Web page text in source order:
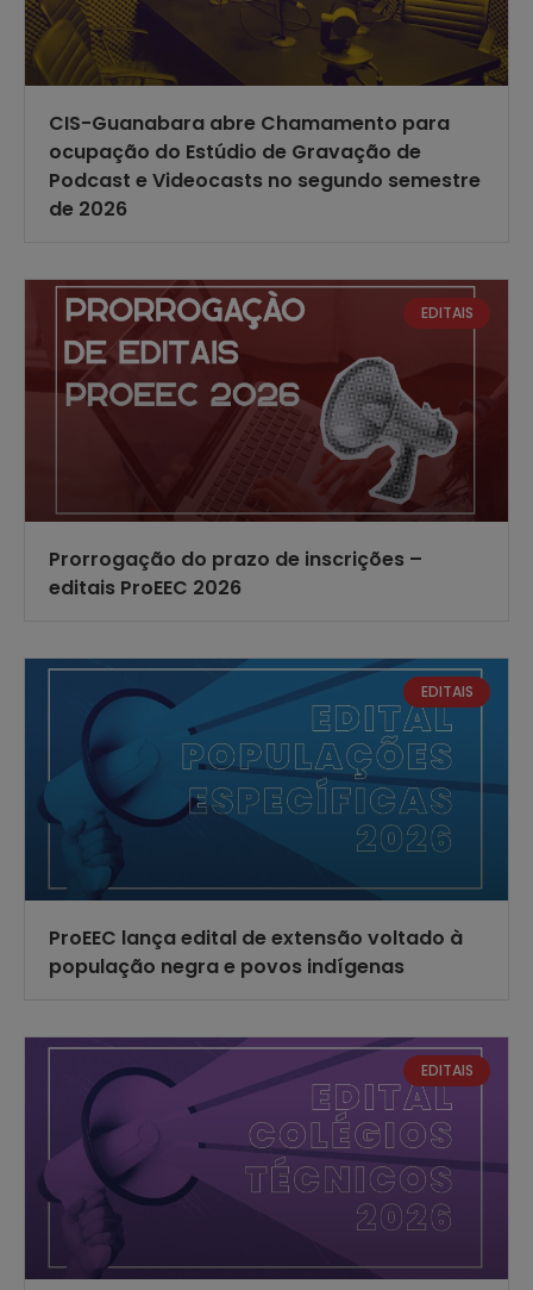
CIS-Guanabara abre Chamamento para
ocupação do Estúdio de Gravação de
Podcast e Videocasts no segundo semestre
de 2026
EDITAIS
Prorrogação do prazo de inscrições –
editais ProEEC 2026
EDITAIS
ProEEC lança edital de extensão voltado à
população negra e povos indígenas
EDITAIS